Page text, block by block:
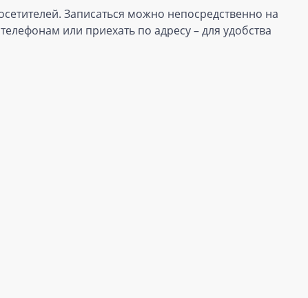
Записаться можно непосредственно на
или приехать по адресу – для удобства